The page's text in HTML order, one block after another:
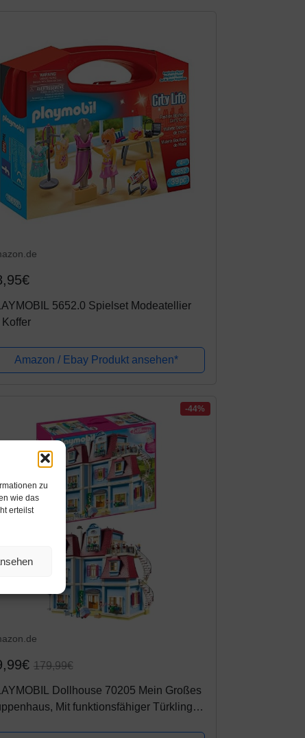
zu
wie das
erteilst
5652.0 Spielset Modeatellier
Koffer
Amazon / Ebay Produkt ansehen*
-44%
179,99€
Dollhouse 70205 Mein Großes
Mit funktionsfähiger Türklingel,